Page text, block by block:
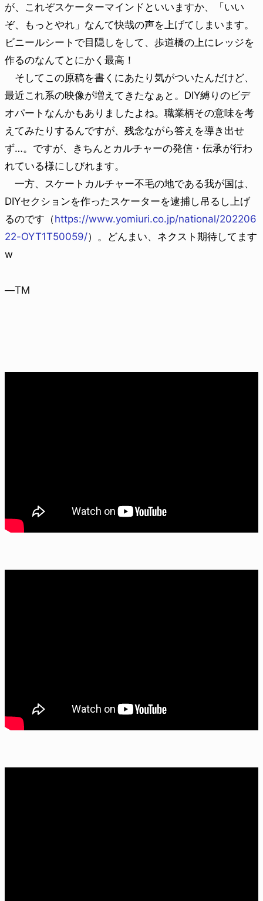
が、これぞスケーターマインドといいますか、「いい
ぞ、もっとやれ」なんて快哉の声を上げてしまいます。
ビニールシートで目隠しをして、歩道橋の上にレッジを
作るのなんてとにかく最高！
そしてこの原稿を書くにあたり気がついたんだけど、
最近これ系の映像が増えてきたなぁと。DIY縛りのビデ
オパートなんかもありましたよね。職業柄その意味を考
えてみたりするんですが、残念ながら答えを導き出せ
ず…。ですが、きちんとカルチャーの発信・伝承が行わ
れている様にしびれます。
一方、スケートカルチャー不毛の地である我が国は、
DIYセクションを作ったスケーターを逮捕し吊るし上げ
るのです（https://www.yomiuri.co.jp/national/202206
22-OYT1T50059/）。どんまい、ネクスト期待してます
w
—TM